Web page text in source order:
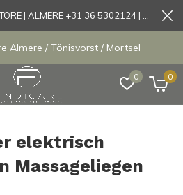
0 0
Almere / Tönisvorst / Mortsel
elektrisch
Massageliegen